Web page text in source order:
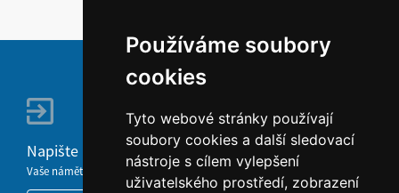
Používáme soubory
cookies
Tyto webové stránky používají
soubory cookies a další sledovací
nástroje s cílem vylepšení
uživatelského prostředí, zobrazení
Napište nám
Vaše náměty, komentáře, připomínky a dotazy nezůstanou bez odezvy.